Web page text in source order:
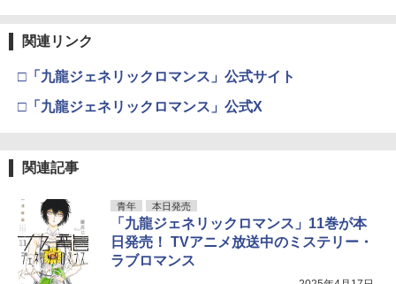
関連リンク
□「九龍ジェネリックロマンス」公式サイト
□「九龍ジェネリックロマンス」公式X
関連記事
青年 本日発売
「九龍ジェネリックロマンス」11巻が本
日発売！ TVアニメ放送中のミステリー・
ラブロマンス